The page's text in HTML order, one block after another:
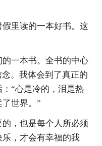
假里读的一本好书。这
一本书。全书的中心
。我体会到了真正的
“心是冷的，泪是热
世界。”
，也是每个人所必须
，才会有幸福的我